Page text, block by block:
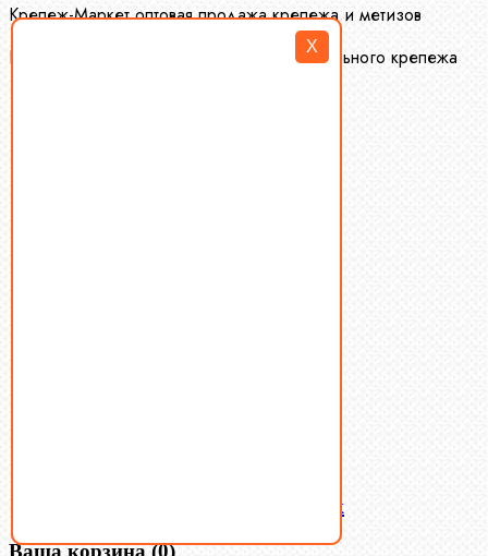
X
Крепеж-Маркет оптовая продажа крепежа и метизов
Производство и оптовая продажа специального крепежа
Латунный и бронзовый крепеж
Ваша корзина(0)